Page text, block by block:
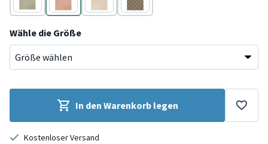
Grün TerracottaBeige
Schwarz
Wähle die Größe
In den Warenkorb legen
Kostenloser Versand